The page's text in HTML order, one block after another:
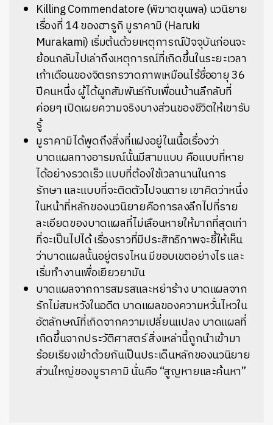
Killing Commendatore (พิฆาตขุนพล) นวนิยาย
เรื่องที่ 14 ของฮารูกิ มูราคามิ (Haruki
Murakami) เริ่มต้นด้วยเหตุการณ์ปัจจุบันก่อนจะ
ย้อนกลับไปเล่าถึงเหตุการณ์ที่เกิดขึ้นในระยะเวลา
เก้าเดือนของจิตรกรวาดภาพเหมือนไร้ชื่ออายุ 36
ปีคนหนึ่ง ผู้ได้ผูกสัมพันธ์กับเพื่อนบ้านลึกลับที่
ค่อยๆ เปิดเผยความจริงบางส่วนของชีวิตให้เขารับ
รู้
มูราคามิได้พูดถึงสิ่งที่แฝงอยู่ในเนื้อเรื่องว่า
บาดแผลทางอารมณ์นั้นมีสามแบบ คือแบบที่หาย
ได้อย่างรวดเร็ว แบบที่ต้องใช้เวลานานในการ
รักษา และแบบที่จะติดตัวไปจนตาย เขาคิดว่าหนึ่ง
ในหน้าที่หลักของนวนิยายคือการลงลึกไปที่ราย
ละเอียดของบาดแผลที่ไม่เลือนหายให้มากที่สุดเท่า
ที่จะเป็นไปได้ เรื่องราวที่มีประสิทธิภาพจะชี้ให้เห็น
ว่าบาดแผลนั้นอยู่ตรงไหน มีขอบเขตอย่างไร และ
เริ่มทำงานเพื่อเยียวยามัน
บาดแผลจากการสมรสและหย่าร้าง บาดแผลจาก
รักไม่สมหวังในอดีต บาดแผลของความหวั่นไหวใน
อัตลักษณ์ที่เกิดจากความเปลี่ยนแปลง บาดแผลที่
เกิดขึ้นจากประวัติศาสตร์ สิ่งเหล่านี้ถูกนำเข้ามา
ร้อยเรียงเข้าด้วยกันเป็นประเด็นหลักของนวนิยาย
ส่วนใหญ่ของมูราคามิ นั่นคือ “สูญหายและค้นหา”